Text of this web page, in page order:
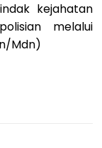
kejahatan
melalui
Mdn)